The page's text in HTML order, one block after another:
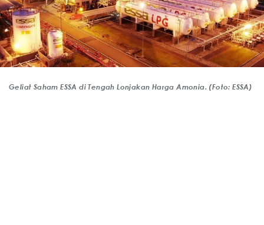
Geliat Saham ESSA di Tengah Lonjakan Harga Amonia. (Foto: ESSA)